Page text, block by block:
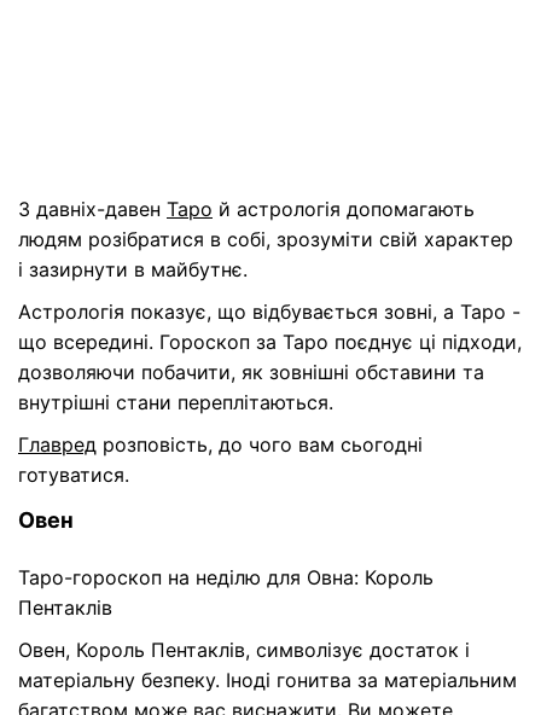
З давніх-давен Таро й астрологія допомагають
людям розібратися в собі, зрозуміти свій характер
і зазирнути в майбутнє.
Астрологія показує, що відбувається зовні, а Таро -
що всередині. Гороскоп за Таро поєднує ці підходи,
дозволяючи побачити, як зовнішні обставини та
внутрішні стани переплітаються.
Главред розповість, до чого вам сьогодні
готуватися.
Овен
Таро-гороскоп на неділю для Овна: Король
Пентаклів
Овен, Король Пентаклів, символізує достаток і
матеріальну безпеку. Іноді гонитва за матеріальним
багатством може вас виснажити. Ви можете